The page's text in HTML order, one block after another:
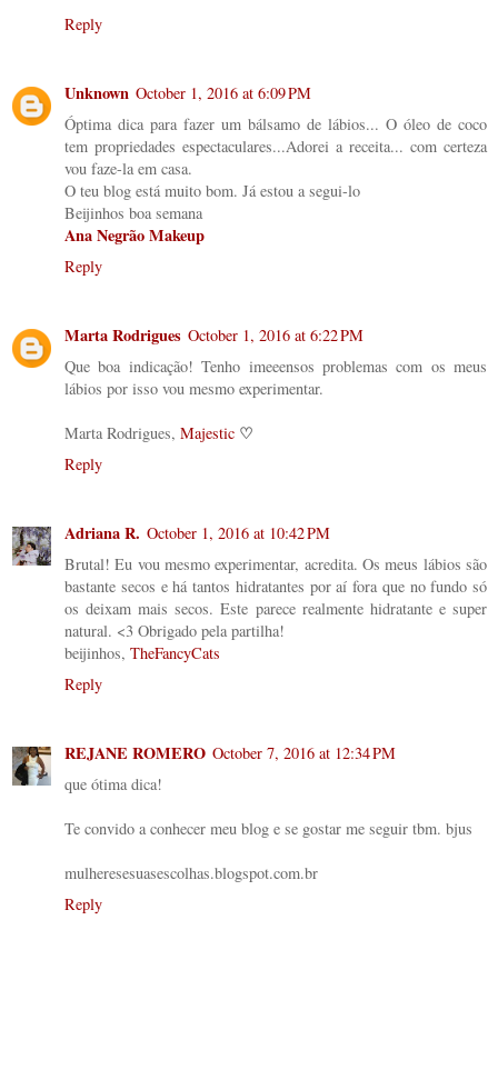
Reply
Unknown October 1, 2016 at 6:09 PM
Óptima dica para fazer um bálsamo de lábios... O óleo de coco
tem propriedades espectaculares...Adorei a receita... com certeza
vou faze-la em casa.
O teu blog está muito bom. Já estou a segui-lo
Beijinhos boa semana
Ana Negrão Makeup
Reply
Marta Rodrigues October 1, 2016 at 6:22 PM
Que boa indicação! Tenho imeeensos problemas com os meus
lábios por isso vou mesmo experimentar.
Marta Rodrigues, Majestic ♡
Reply
Adriana R. October 1, 2016 at 10:42 PM
Brutal! Eu vou mesmo experimentar, acredita. Os meus lábios são
bastante secos e há tantos hidratantes por aí fora que no fundo só
os deixam mais secos. Este parece realmente hidratante e super
natural. <3 Obrigado pela partilha!
beijinhos, TheFancyCats
Reply
REJANE ROMERO October 7, 2016 at 12:34 PM
que ótima dica!
Te convido a conhecer meu blog e se gostar me seguir tbm. bjus
mulheresesuasescolhas.blogspot.com.br
Reply